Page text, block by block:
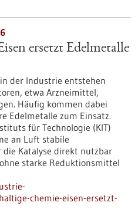
ersetzt Edelmetalle
der Industrie entstehen
etwa Arzneimittel,
Häufig kommen dabei
Edelmetalle zum Einsatz.
für Technologie (KIT)
an Luft stabile
die Katalyse direkt nutzbar
starke Reduktionsmittel
chemie-eisen-ersetzt-